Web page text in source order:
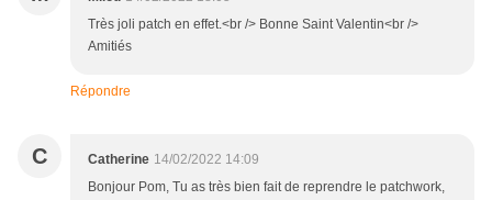
Très joli patch en effet.<br /> Bonne Saint Valentin<br />
Amitiés
Répondre
C Catherine 14/02/2022 14:09
Bonjour Pom, Tu as très bien fait de reprendre le patchwork,